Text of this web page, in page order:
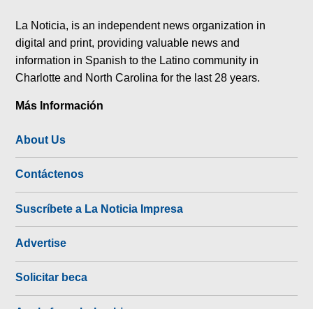
La Noticia, is an independent news organization in
digital and print, providing valuable news and
information in Spanish to the Latino community in
Charlotte and North Carolina for the last 28 years.
Más Información
About Us
Contáctenos
Suscríbete a La Noticia Impresa
Advertise
Solicitar beca